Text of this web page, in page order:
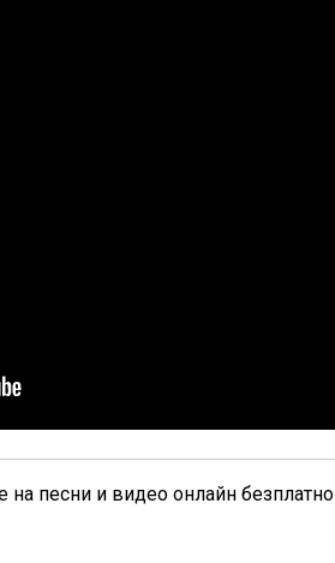
на песни и видео онлайн безплатно